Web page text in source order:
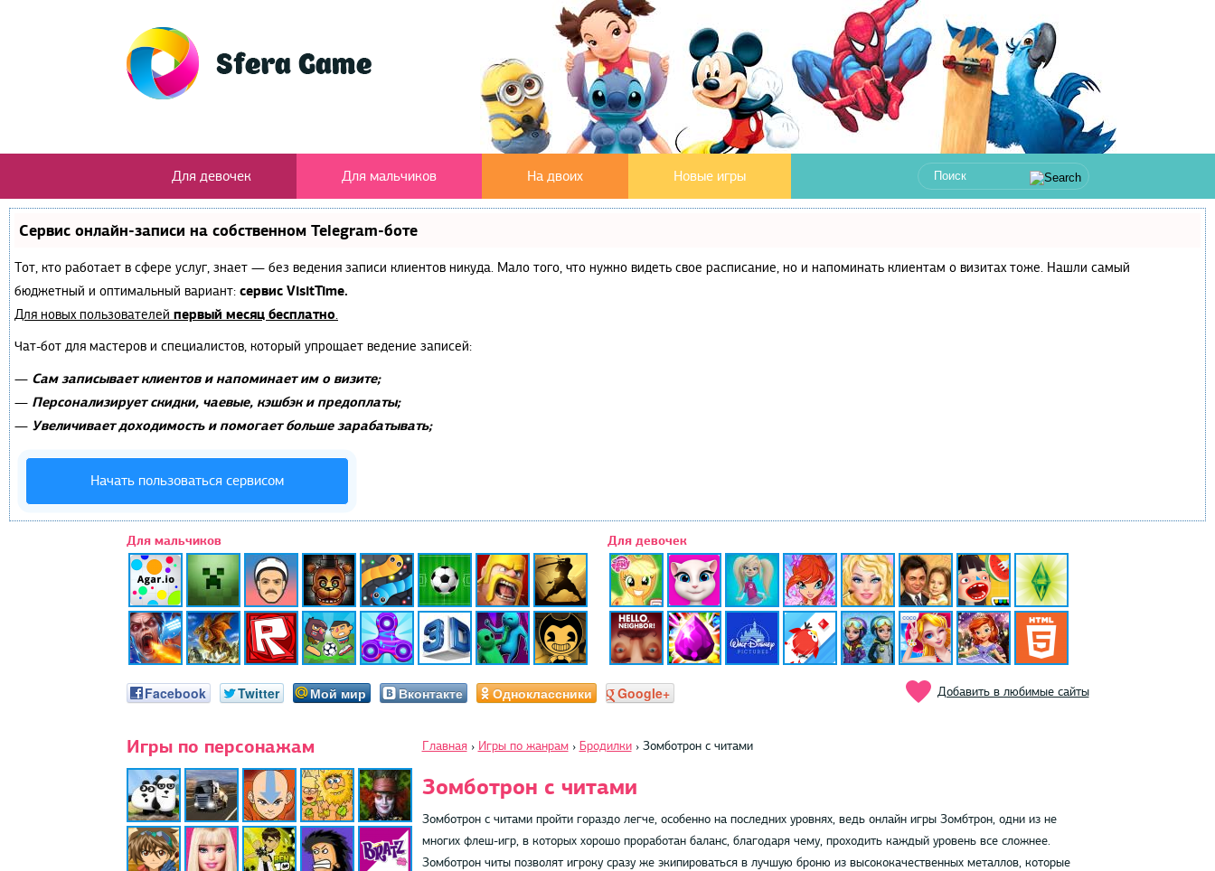
Для девочек Для мальчиков На двоих Новые игры
Сервис онлайн-записи на собственном Telegram-боте
Тот, кто работает в сфере услуг, знает — без ведения записи клиентов никуда. Мало того, что нужно видеть свое расписание, но и напоминать клиентам о визитах тоже. Нашли самый
бюджетный и оптимальный вариант: сервис VisitTime.
Для новых пользователей первый месяц бесплатно.
Чат-бот для мастеров и специалистов, который упрощает ведение записей:
— Сам записывает клиентов и напоминает им о визите;
— Персонализирует скидки, чаевые, кэшбэк и предоплаты;
— Увеличивает доходимость и помогает больше зарабатывать;
Начать пользоваться сервисом
Для мальчиков Для девочек
Facebook Twitter Мой мир Вконтакте Одноклассники Google+ Добавить в любимые сайты
Игры по персонажам Главная › Игры по жанрам › Бродилки › Зомботрон с читами
Зомботрон с читами
Зомботрон с читами пройти гораздо легче, особенно на последних уровнях, ведь онлайн игры Зомбтрон, одни из не
многих флеш-игр, в которых хорошо проработан баланс, благодаря чему, проходить каждый уровень все сложнее.
Зомботрон читы позволят игроку сразу же экипироваться в лучшую броню из высококачественных металлов, которые